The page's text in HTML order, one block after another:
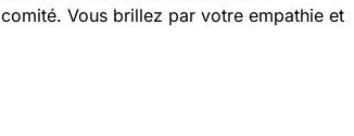
Vous brillez par votre empathie et